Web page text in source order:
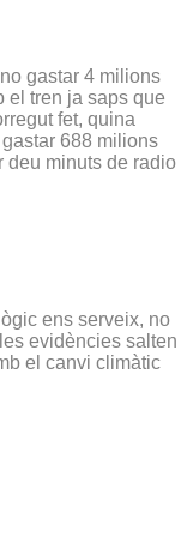
gastar 4 milions
el tren ja saps que
fet, quina
688 milions
deu minuts de radio
ens serveix, no
evidències salten
el canvi climàtic